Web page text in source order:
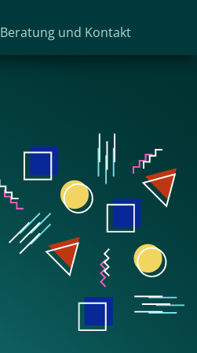
Beratung und Kontakt